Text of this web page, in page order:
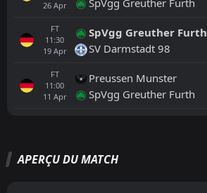
26 Apr
FT
11:30
19 Apr
SpVgg Greuther Furth
SV Darmstadt 98
FT
11:00
11 Apr
Preussen Munster
SpVgg Greuther Furth
APERÇU DU MATCH